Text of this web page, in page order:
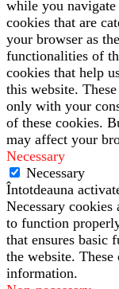
while you
cookies that are
your browser as
functionalities of
cookies that help
this website.
only with your
of these cookies.
may affect your
Necessary
Necessary
Întotdeauna
Necessary
to function
that ensures basic
the website.
information.